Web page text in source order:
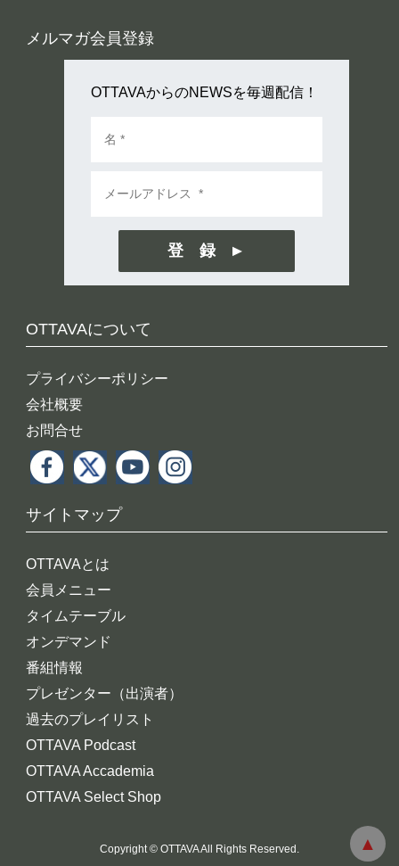
OTTAVAについて
プライバシーポリシー
会社概要
お問合せ
サイトマップ
OTTAVAとは
会員メニュー
タイムテーブル
オンデマンド
番組情報
プレゼンター（出演者）
過去のプレイリスト
OTTAVA Podcast
OTTAVA Accademia
OTTAVA Select Shop
メルマガ会員登録
OTTAVAからのNEWSを毎週配信！
登 録
Copyright © OTTAVA All Rights Reserved.